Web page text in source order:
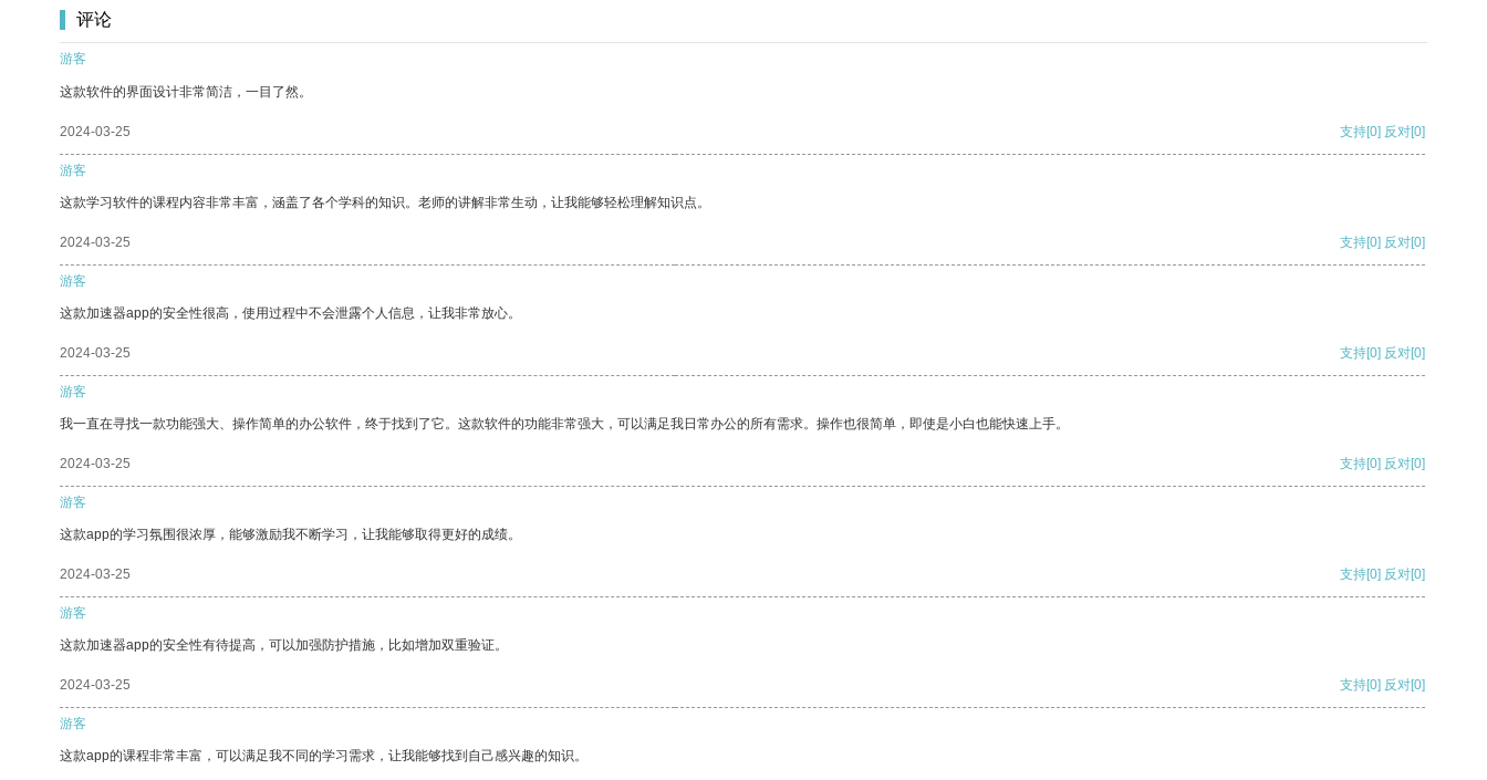
评论
游客
这款软件的界面设计非常简洁，一目了然。
2024-03-25 支持[0] 反对[0]
游客
这款学习软件的课程内容非常丰富，涵盖了各个学科的知识。老师的讲解非常生动，让我能够轻松理解知识点。
2024-03-25 支持[0] 反对[0]
游客
这款加速器app的安全性很高，使用过程中不会泄露个人信息，让我非常放心。
2024-03-25 支持[0] 反对[0]
游客
我一直在寻找一款功能强大、操作简单的办公软件，终于找到了它。这款软件的功能非常强大，可以满足我日常办公的所有需求。操作也很简单，即使是小白也能快速上手。
2024-03-25 支持[0] 反对[0]
游客
这款app的学习氛围很浓厚，能够激励我不断学习，让我能够取得更好的成绩。
2024-03-25 支持[0] 反对[0]
游客
这款加速器app的安全性有待提高，可以加强防护措施，比如增加双重验证。
2024-03-25 支持[0] 反对[0]
游客
这款app的课程非常丰富，可以满足我不同的学习需求，让我能够找到自己感兴趣的知识。